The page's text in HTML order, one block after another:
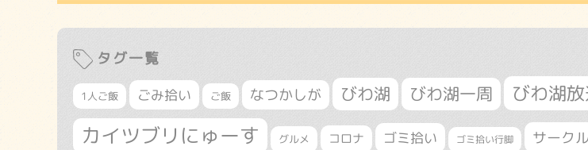
タグ一覧
1人ご飯 ごみ拾い ご飯 なつかしが びわ湖 びわ湖一周 びわ湖
カイツブリにゅーす グルメ コロナ ゴミ拾い ゴミ拾い行脚 サークル